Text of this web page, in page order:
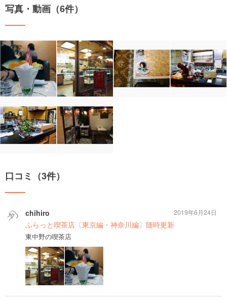
写真・動画（6件）
口コミ（3件）
chihiro
ふらっと喫茶店〔東京編・神奈川編〕随時更新
東中野の喫茶店
2019年6月24日